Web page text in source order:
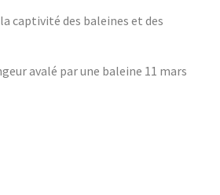
captivité des baleines et des
avalé par une baleine 11 mars